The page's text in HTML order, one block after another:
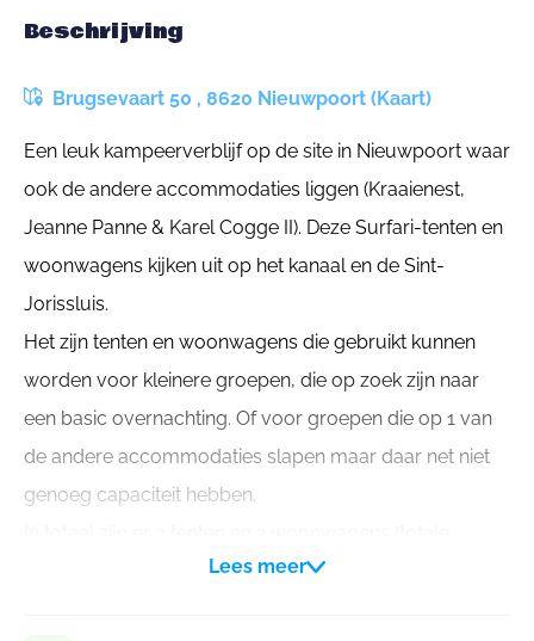
Beschrijving
Brugsevaart 50 , 8620 Nieuwpoort (Kaart)
Een leuk kampeerverblijf op de site in Nieuwpoort waar
ook de andere accommodaties liggen (Kraaienest,
Jeanne Panne & Karel Cogge II). Deze Surfari-tenten en
woonwagens kijken uit op het kanaal en de Sint-
Jorissluis.
Het zijn tenten en woonwagens die gebruikt kunnen
worden voor kleinere groepen, die op zoek zijn naar
een basic overnachting. Of voor groepen die op 1 van
de andere accommodaties slapen maar daar net niet
genoeg capaciteit hebben.
slaapcapaciteit: 18 personen)
Lees meer